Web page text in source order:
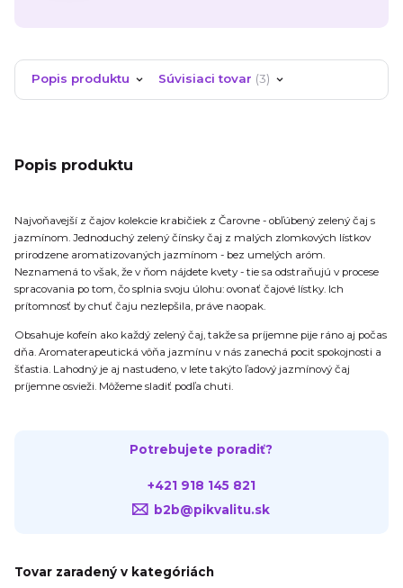
Popis produktu Súvisiaci tovar 3
Popis produktu
Najvoňavejší z čajov kolekcie krabičiek z Čarovne - obľúbený zelený čaj s
jazmínom. Jednoduchý zelený čínsky čaj z malých zlomkových lístkov
prirodzene aromatizovaných jazmínom - bez umelých aróm.
Neznamená to však, že v ňom nájdete kvety - tie sa odstraňujú v procese
spracovania po tom, čo splnia svoju úlohu: ovonať čajové lístky. Ich
prítomnosť by chuť čaju nezlepšila, práve naopak.
Obsahuje kofeín ako každý zelený čaj, takže sa príjemne pije ráno aj počas
dňa. Aromaterapeutická vôňa jazmínu v nás zanechá pocit spokojnosti a
šťastia. Lahodný je aj nastudeno, v lete takýto ľadový jazmínový čaj
príjemne osvieži. Môžeme sladiť podľa chuti.
Potrebujete poradiť?
+421 918 145 821
b2b@pikvalitu.sk
Tovar zaradený v kategóriách